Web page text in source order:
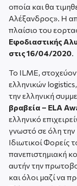
οποία και θα
Αλέξανδρος». Η
πλαίσιο του
Εφοδιαστικής
στις 16/04/2020.
Το ILME,
ελληνικών
την ελληνική
βραβεία – ELA
ελληνικό
γνωστό σε όλη
Ιδιωτικοί Φορείς
πανεπιστημιακή
αυτήν την
και όλοι μαζί να